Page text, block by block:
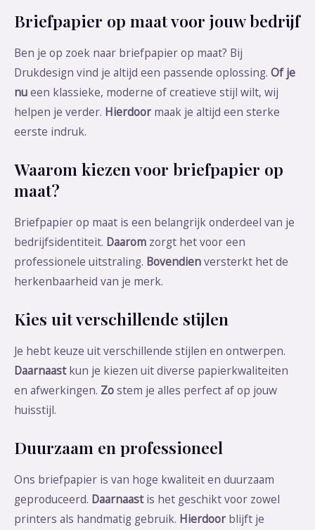
Briefpapier op maat voor jouw bedrijf
Ben je op zoek naar briefpapier op maat? Bij
Drukdesign vind je altijd een passende oplossing. Of je
nueen klassieke, moderne of creatieve stijl wilt, wij
helpen je verder. Hierdoor maak je altijd een sterke
eerste indruk.
Waarom kiezen voor briefpapier op
maat?
Briefpapier op maat is een belangrijk onderdeel van je
bedrijfsidentiteit. Daarom zorgt het voor een
professionele uitstraling. Bovendienversterkt het de
herkenbaarheid van je merk.
Kies uit verschillende stijlen
Je hebt keuze uit verschillende stijlen en ontwerpen.
Daarnaastkun je kiezen uit diverse papierkwaliteiten
en afwerkingen. Zostem je alles perfect af op jouw
huisstijl.
Duurzaam en professioneel
Ons briefpapier is van hoge kwaliteit en duurzaam
geproduceerd. Daarnaastis het geschikt voor zowel
printers als handmatig gebruik. Hierdoor blijft je